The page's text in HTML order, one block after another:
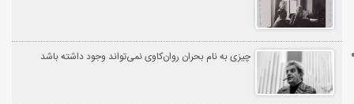
چیزی به‌ نام بحران روان‌کاوی نمی‌تواند وجود داشته باشد